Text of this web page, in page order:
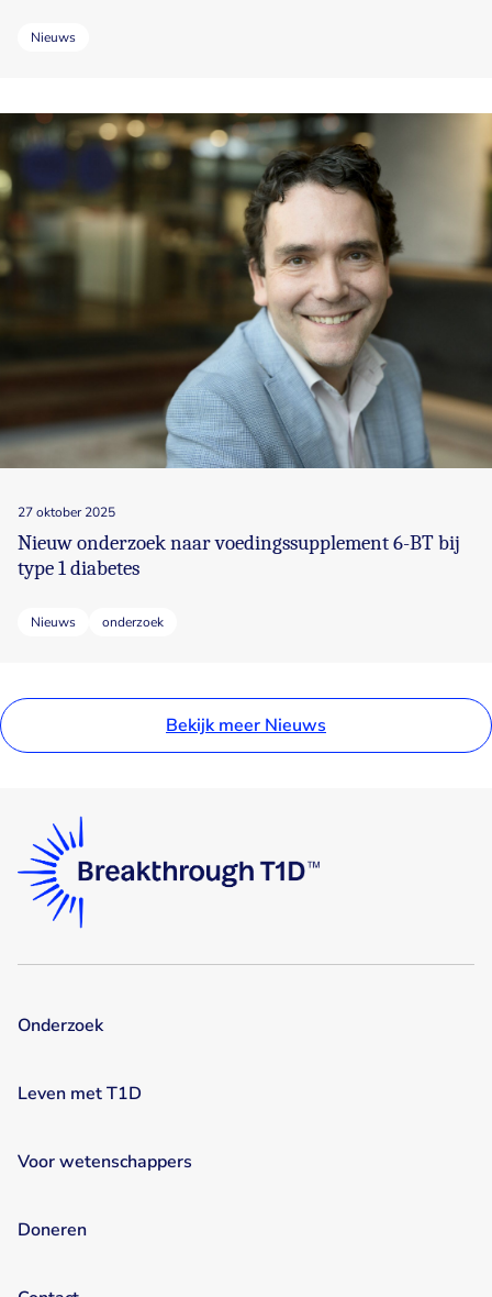
Nieuws
27 oktober 2025
Nieuw onderzoek naar voedingssupplement 6-BT bij
type 1 diabetes
Nieuws onderzoek
Bekijk meer Nieuws
Onderzoek
Leven met T1D
Voor wetenschappers
Doneren